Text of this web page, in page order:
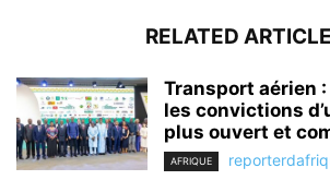
RELATED
Transport aérien
les convictions
plus ouvert et
AFRIQUE